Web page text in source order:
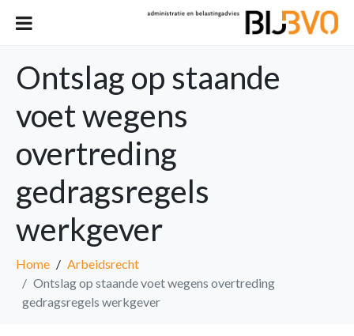
Ontslag op staande
voet wegens
overtreding
gedragsregels
werkgever
Home
Arbeidsrecht
Ontslag op staande voet wegens overtreding
gedragsregels werkgever